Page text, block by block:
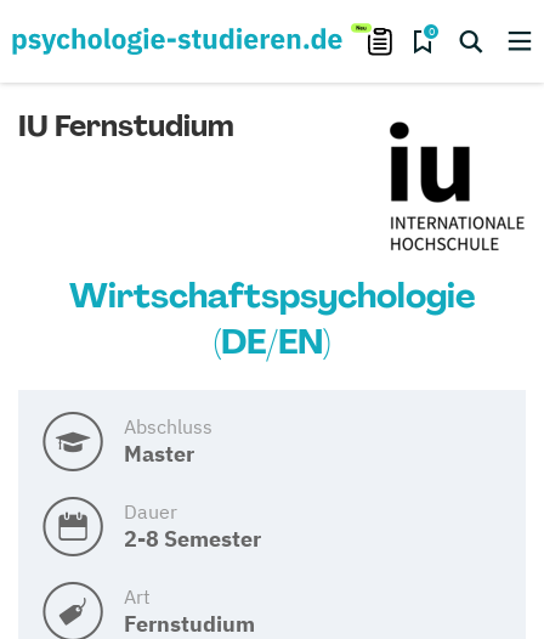
0
IU Fernstudium
Wirtschaftspsychologie
(DE/EN)
Abschluss
Master
Dauer
2-8 Semester
Art
Fernstudium